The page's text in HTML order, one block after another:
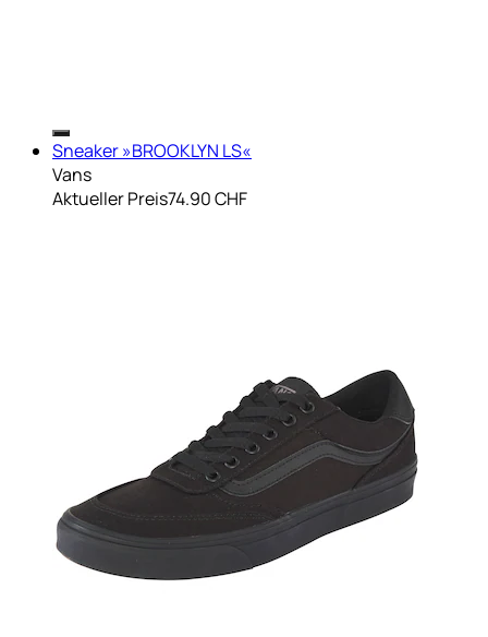
Sneaker »BROOKLYN LS«
Vans
Aktueller Preis74.90 CHF